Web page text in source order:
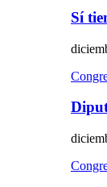
Sí